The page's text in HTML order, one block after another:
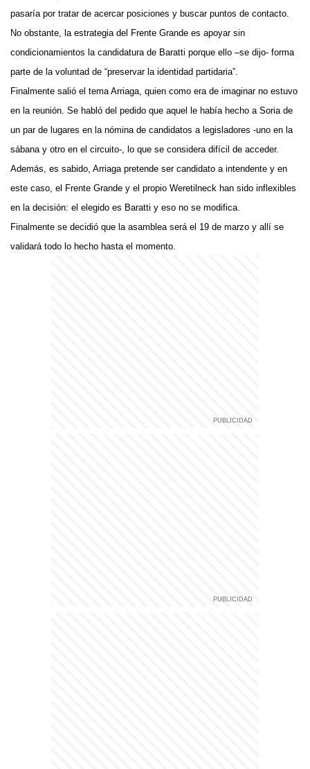
pasaría por tratar de acercar posiciones y buscar puntos de contacto.
No obstante, la estrategia del Frente Grande es apoyar sin
condicionamientos la candidatura de Baratti porque ello –se dijo- forma
parte de la voluntad de “preservar la identidad partidaria”.
Finalmente salió el tema Arriaga, quien como era de imaginar no estuvo
en la reunión. Se habló del pedido que aquel le había hecho a Soria de
un par de lugares en la nómina de candidatos a legisladores -uno en la
sábana y otro en el circuito-, lo que se considera difícil de acceder.
Además, es sabido, Arriaga pretende ser candidato a intendente y en
este caso, el Frente Grande y el propio Weretilneck han sido inflexibles
en la decisión: el elegido es Baratti y eso no se modifica.
Finalmente se decidió que la asamblea será el 19 de marzo y allí se
validará todo lo hecho hasta el momento.